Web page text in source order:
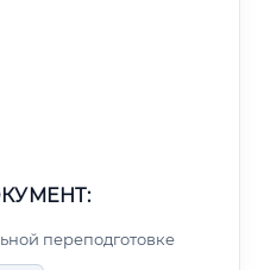
переподготовке